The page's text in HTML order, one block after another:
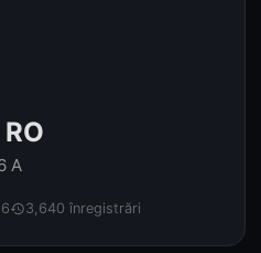
A
history3,640 înregistrări